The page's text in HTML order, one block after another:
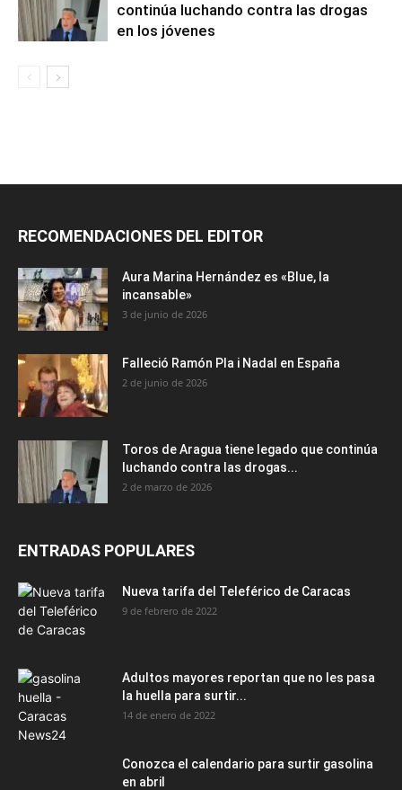
continúa luchando contra las drogas
en los jóvenes
RECOMENDACIONES DEL EDITOR
Aura Marina Hernández es «Blue, la
incansable»
3 de junio de 2026
Falleció Ramón Pla i Nadal en España
2 de junio de 2026
Toros de Aragua tiene legado que continúa
luchando contra las drogas...
2 de marzo de 2026
ENTRADAS POPULARES
Nueva tarifa del Teleférico de Caracas
9 de febrero de 2022
Adultos mayores reportan que no les pasa
la huella para surtir...
14 de enero de 2022
Conozca el calendario para surtir gasolina
en abril